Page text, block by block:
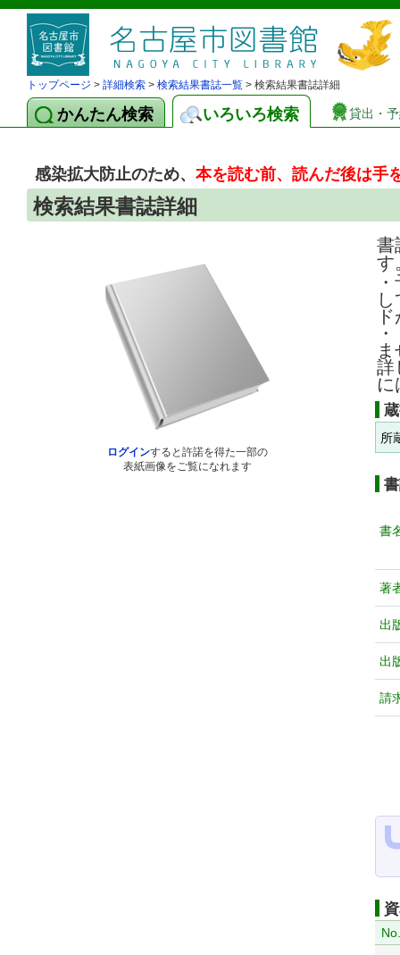
トップページ > 詳細検索 > 検索結果書誌一覧 > 検索結果書誌詳細
かんたん検索 いろいろ検索 貸出・
感染拡大防止のため、本を読む前、読んだ後は手
検索結果書誌詳細
ログインすると許諾を得た一部の
表紙画像をご覧になれます
書
す
詳
に
所
書
著
出
出
請